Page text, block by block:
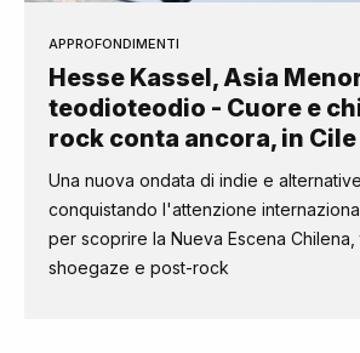
APPROFONDIMENTI
Hesse Kassel, Asia
teodioteodio - Cuore e
rock conta ancora, in Cile
Una nuova ondata di indie e
conquistando l'attenzione
per scoprire la Nueva Escena Chilena,
shoegaze e post-rock